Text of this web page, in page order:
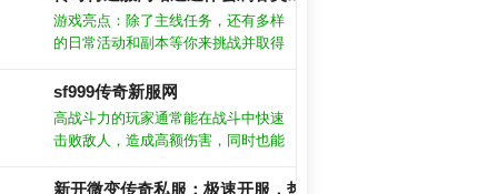
鲜明，相互克制，考验你的操作技
巧，从容走位畅快对战。全天小时都
率，还可以免费领取到透视戒指哦。
游戏亮点：除了主线任务，还有多样
的日常活动和副本等你来挑战并取得
成长线，让玩家能够不断提升自己的
能力和地位。各个阵营的对抗非常的
激烈，玩家可以选择加入一个阵营去
sf999传奇新服网
高战斗力的玩家通常能在战斗中快速
击败敌人，造成高额伤害，同时也能
意哦，某些地图是不能使用随机石
新开微变传奇私服：极速开服，热血厮杀一触即发！